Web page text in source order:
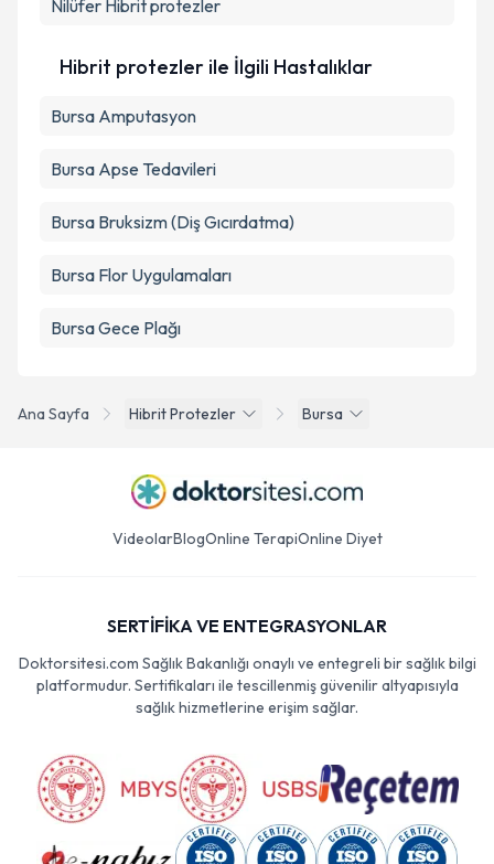
Ana Sayfa Hibrit Protezler Bursa
Nilüfer Hibrit protezler
Hibrit protezler ile İlgili Hastalıklar
Bursa Amputasyon
Bursa Apse Tedavileri
Bursa Bruksizm (Diş Gıcırdatma)
Bursa Flor Uygulamaları
Bursa Gece Plağı
VideolarBlogOnline TerapiOnline Diyet
SERTİFİKA VE ENTEGRASYONLAR
Doktorsitesi.com Sağlık Bakanlığı onaylı ve entegreli bir sağlık bilgi
platformudur. Sertifikaları ile tescillenmiş güvenilir altyapısıyla
sağlık hizmetlerine erişim sağlar.